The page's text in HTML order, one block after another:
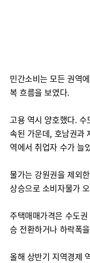
민간소비는 모든 권역
복 흐름을 보였다.
고용 역시 양호했다.
속된 가운데, 호남권과
역에서 취업자 수가 늘
물가는 강원권을 제외
상승으로 소비자물가
주택매매가격은 수도
승 전환하거나 하락폭
올해 상반기 지역경제